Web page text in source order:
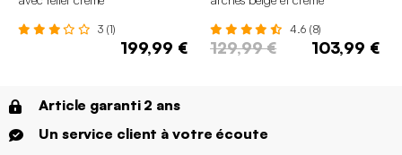
3 (1)
199,99 €
4.6 (8)
129,99 € 103,99 €
Article garanti 2 ans
Un service client à votre écoute